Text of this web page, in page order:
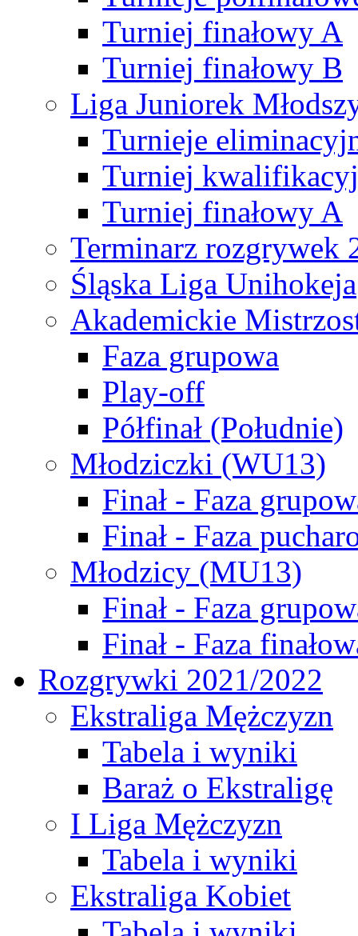
Turniej finałowy A
Turniej finałowy B
Liga Juniorek
Turnieje
Turniej
Turniej finałowy A
Terminarz rozgrywek
Śląska Liga Unihokeja
Akademickie
Faza grupowa
Play-off
Półfinał (Południe)
Młodziczki (WU13)
Finał - Faza
Finał - Faza
Młodzicy (MU13)
Finał - Faza
Finał - Faza
Rozgrywki 2021/2022
Ekstraliga Mężczyzn
Tabela i wyniki
Baraż o Ekstraligę
I Liga Mężczyzn
Tabela i wyniki
Ekstraliga Kobiet